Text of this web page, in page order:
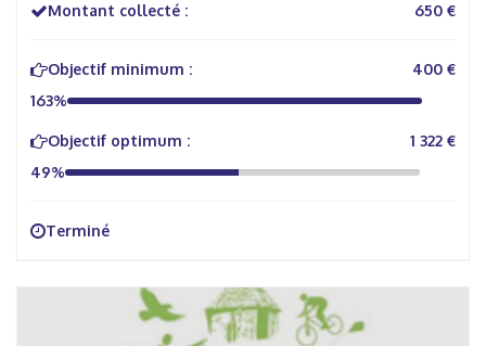
Montant collecté : 650 €
Objectif minimum :
400 €
163%
Objectif optimum :
1 322 €
49%
Terminé